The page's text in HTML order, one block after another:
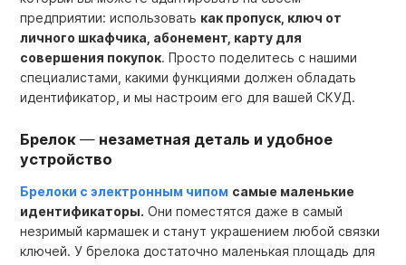
предприятии: использовать как пропуск, ключ от
личного шкафчика, абонемент, карту для
совершения покупок. Просто поделитесь с нашими
специалистами, какими функциями должен обладать
идентификатор, и мы настроим его для вашей CКУД.
Брелок — незаметная деталь и удобное
устройство
Брелоки с электронным чипом самые маленькие
идентификаторы. Они поместятся даже в самый
незримый кармашек и станут украшением любой связки
ключей. У брелока достаточно маленькая площадь для